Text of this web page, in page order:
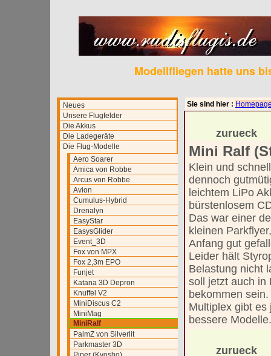
Modellfliegen hatte uns
Neues
Unsere Flugfelder
Die Akkus
Die Ladegeräte
Die Flug-Modelle
Aero Soarer
Amica von Robbe
Arcus von Robbe
Avion
Cumulus-Hybrid
Drenalyn
EasyStar
EasysGlider
Event_3D
Fox von MPX
Fox 2,3m EPO
Funjet
Katana 3D Depron
Knuffel V2
MiniDiscus C2
MiniMag
MiniRalf
PalmZ von Silverlit
Parkmaster 3D
Sie sind hier :
zurueck
Mini Ralf
Klein und
dennoch
leichtem LiPo
bürstenlosem
Das war einer
kleinen
Anfang gut
Leider hält
Belastung nicht
soll jetzt auch in
bekommen
Multiplex gibt es
bessere Modelle.
zurueck